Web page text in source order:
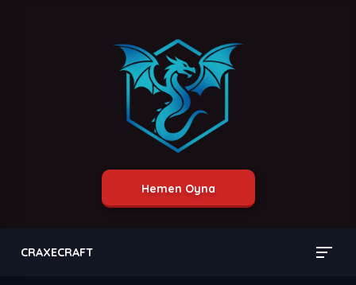
Hemen Oyna
CRAXECRAFT